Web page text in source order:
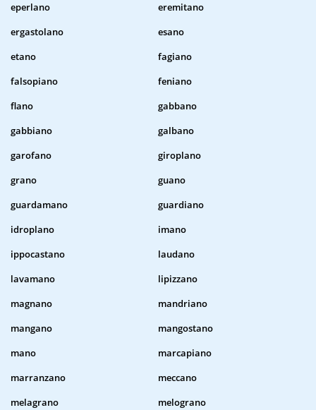
eperlano
eremitano
ergastolano
esano
etano
fagiano
falsopiano
feniano
flano
gabbano
gabbiano
galbano
garofano
giroplano
grano
guano
guardamano
guardiano
idroplano
imano
ippocastano
laudano
lavamano
lipizzano
magnano
mandriano
mangano
mangostano
mano
marcapiano
marranzano
meccano
melagrano
melograno